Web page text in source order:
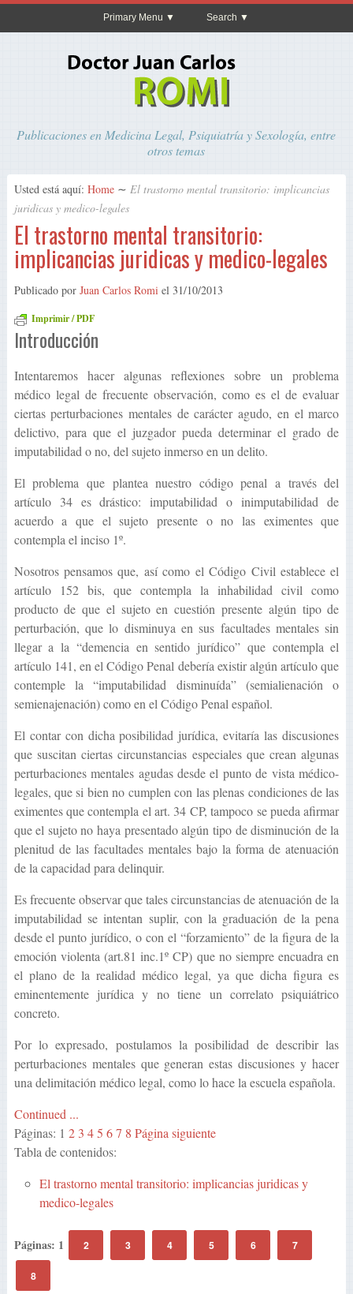
Primary Menu Search
Publicaciones en Medicina Legal, Psiquiatría y Sexología, entre
otros temas
Usted está aquí: Home ∼ El trastorno mental transitorio: implicancias
juridicas y medico-legales
El trastorno mental transitorio:
implicancias juridicas y medico-legales
Publicado por Juan Carlos Romiel 31/10/2013
Imprimir / PDF
Introducción
Intentaremos hacer algunas reflexiones sobre un problema
médico legal de frecuente observación, como es el de evaluar
ciertas perturbaciones mentales de carácter agudo, en el marco
delictivo, para que el juzgador pueda determinar el grado de
imputabilidad o no, del sujeto inmerso en un delito.
El problema que plantea nuestro código penal a través del
artículo 34 es drástico: imputabilidad o inimputabilidad de
acuerdo a que el sujeto presente o no las eximentes que
contempla el inciso 1º.
Nosotros pensamos que, así como el Código Civil establece el
artículo 152 bis, que contempla la inhabilidad civil como
producto de que el sujeto en cuestión presente algún tipo de
perturbación, que lo disminuya en sus facultades mentales sin
llegar a la “demencia en sentido jurídico” que contempla el
artículo 141, en el Código Penal debería existir algún artículo que
contemple la “imputabilidad disminuída” (semialienación o
semienajenación) como en el Código Penal español.
El contar con dicha posibilidad jurídica, evitaría las discusiones
que suscitan ciertas circunstancias especiales que crean algunas
perturbaciones mentales agudas desde el punto de vista médico-
legales, que si bien no cumplen con las plenas condiciones de las
eximentes que contempla el art. 34 CP, tampoco se pueda afirmar
que el sujeto no haya presentado algún tipo de disminución de la
plenitud de las facultades mentales bajo la forma de atenuación
de la capacidad para delinquir.
Es frecuente observar que tales circunstancias de atenuación de la
imputabilidad se intentan suplir, con la graduación de la pena
desde el punto jurídico, o con el “forzamiento” de la figura de la
emoción violenta (art.81 inc.1º CP) que no siempre encuadra en
el plano de la realidad médico legal, ya que dicha figura es
eminentemente jurídica y no tiene un correlato psiquiátrico
concreto.
Por lo expresado, postulamos la posibilidad de describir las
perturbaciones mentales que generan estas discusiones y hacer
una delimitación médico legal, como lo hace la escuela española.
Continued ...
Páginas: 1 2 3 4 5 6 7 8 Página siguiente
Tabla de contenidos:
El trastorno mental transitorio: implicancias juridicas y
medico-legales
Páginas: 1 2 3 4 5 6 7
8